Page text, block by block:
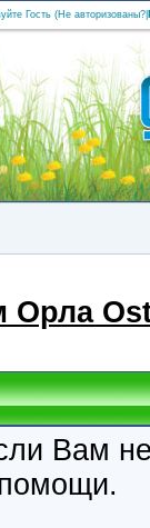
Гость (Не авторизованы?
Орла
Вам